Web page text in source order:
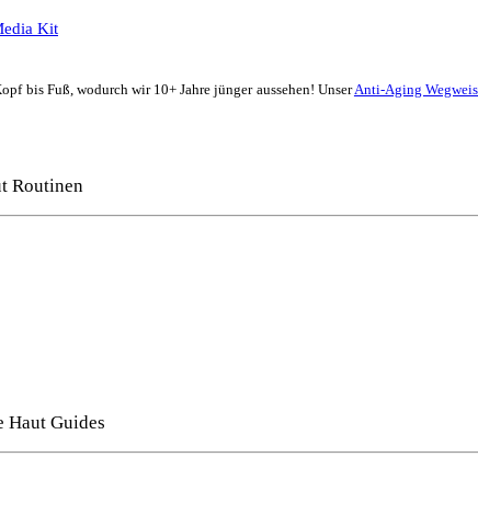
Kit
bis Fuß, wodurch wir 10+ Jahre jünger aussehen! UnserAnti-Aging
Routinen
Haut Guides